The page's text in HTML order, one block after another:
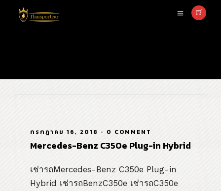
กรกฎาคม 16, 2018 • 0 COMMENT
Mercedes-Benz C350e Plug-in Hybrid
เช่ารถMercedes-Benz C350e Plug-in
Hybrid เช่ารถBenzC350e เช่ารถC350e